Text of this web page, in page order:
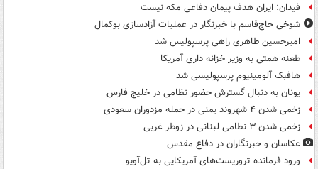
فیدان: ایران هدف پیمان دفاعی مکه نیست
شوخی حاج‌قاسم با خبرنگار در عملیات آزادسازی بوکمال
امیرحسین طاهری راهی پرسپولیس شد
طعنه همتی به وزیر خزانه داری آمریکا
هافبک آلومینیوم پرسپولیسی شد
یونان به دنبال گسترش حضور نظامی در خلیج فارس
زخمی شدن ۴ شهروند یمنی در حمله مزدوران سعودی
زخمی شدن ۳ نظامی لبنانی در زوطر غربی
عکاسان و خبرنگاران در دفاع مقدس
ورود فرمانده تروریست‌های آمریکایی به تل‌آویو